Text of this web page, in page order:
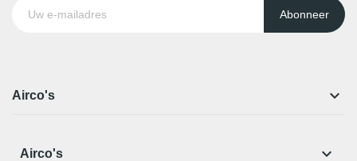
Abonneer
Airco's 
Airco's 